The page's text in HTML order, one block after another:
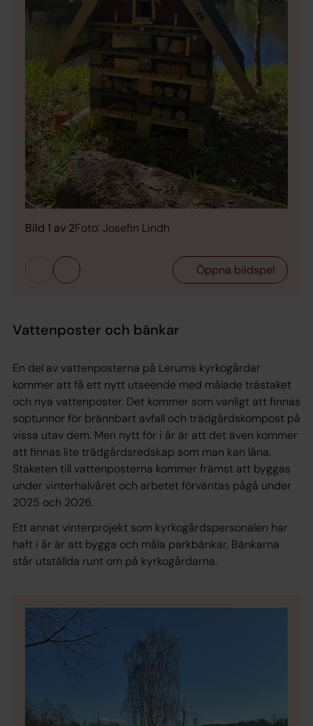
Bild 1 av 2Foto: Josefin Lindh
Öppna bildspel
Vattenposter och bänkar
En del av vattenposterna på Lerums kyrkogårdar
kommer att få ett nytt utseende med målade trästaket
och nya vattenposter. Det kommer som vanligt att finnas
soptunnor för brännbart avfall och trädgårdskompost på
vissa utav dem. Men nytt för i år är att det även kommer
att finnas lite trädgårdsredskap som man kan låna.
Staketen till vattenposterna kommer främst att byggas
under vinterhalvåret och arbetet förväntas pågå under
2025 och 2026.
Ett annat vinterprojekt som kyrkogårdspersonalen har
haft i år är att bygga och måla parkbänkar. Bänkarna
står utställda runt om på kyrkogårdarna.